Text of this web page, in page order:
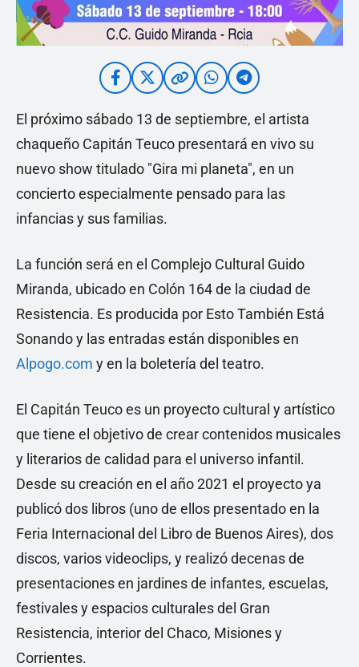
El próximo sábado 13 de septiembre, el artista
chaqueño Capitán Teuco presentará en vivo su
nuevo show titulado "Gira mi planeta", en un
concierto especialmente pensado para las
infancias y sus familias.
La función será en el Complejo Cultural Guido
Miranda, ubicado en Colón 164 de la ciudad de
Resistencia. Es producida por Esto También Está
Sonando y las entradas están disponibles en
Alpogo.com y en la boletería del teatro.
El Capitán Teuco es un proyecto cultural y artístico
que tiene el objetivo de crear contenidos musicales
y literarios de calidad para el universo infantil.
Desde su creación en el año 2021 el proyecto ya
publicó dos libros (uno de ellos presentado en la
Feria Internacional del Libro de Buenos Aires), dos
discos, varios videoclips, y realizó decenas de
presentaciones en jardines de infantes, escuelas,
festivales y espacios culturales del Gran
Resistencia, interior del Chaco, Misiones y
Corrientes.